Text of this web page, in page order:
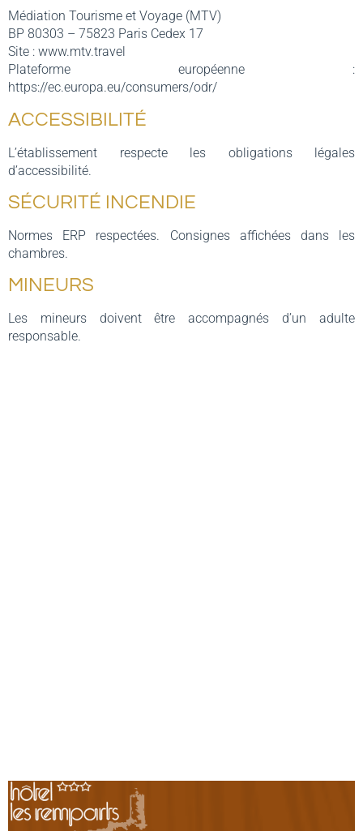
Médiation Tourisme et Voyage (MTV)
BP 80303 – 75823 Paris Cedex 17
Site : www.mtv.travel
Plateforme européenne :
https://ec.europa.eu/consumers/odr/
ACCESSIBILITÉ
L’établissement respecte les obligations légales
d’accessibilité.
SÉCURITÉ INCENDIE
Normes ERP respectées. Consignes affichées dans les
chambres.
MINEURS
Les mineurs doivent être accompagnés d’un adulte
responsable.